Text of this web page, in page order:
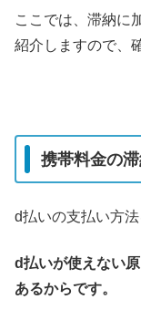
ここでは、滞納に
紹介しますので、
携帯料金の
d払いの支払い方
d払いが使えない
あるからです。